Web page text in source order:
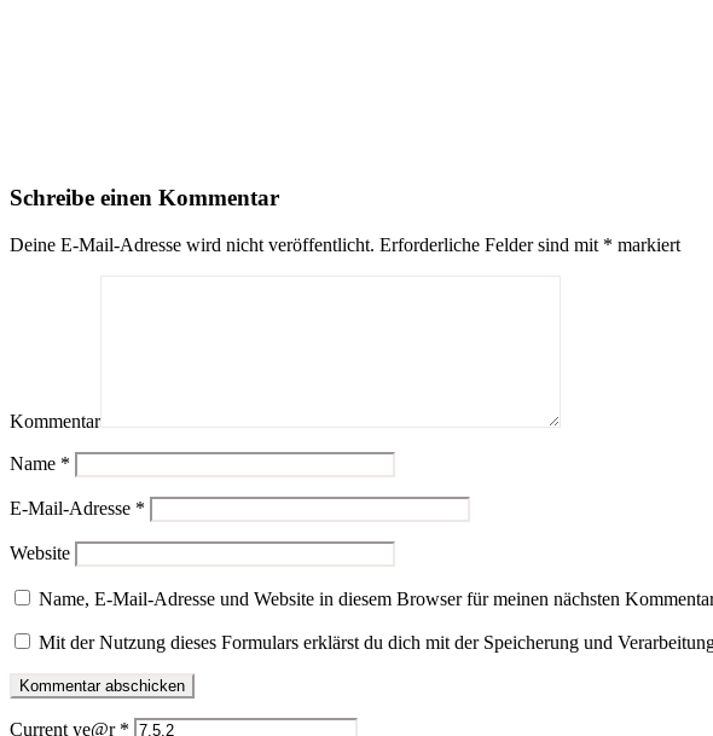
Schreibe einen Kommentar
Deine E-Mail-Adresse wird nicht veröffentlicht. Erforderliche Felder sind mit * markiert
Kommentar
Name *
E-Mail-Adresse *
Website
Name, E-Mail-Adresse und Website in diesem Browser für meinen nächsten
Mit der Nutzung dieses Formulars erklärst du dich mit der Speicherung und
Current ye@r *